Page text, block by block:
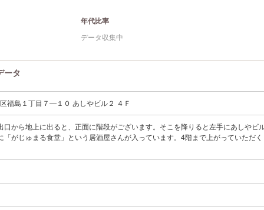
年代比率
データ収集中
ータ
福島１丁目７―１０ あしやビル２ ４Ｆ
口から地上に出ると、正面に階段がございます。そこを降りると左手にあしやビ
がじゅまる食堂」という居酒屋さんが入っています。4階まで上がっていただ